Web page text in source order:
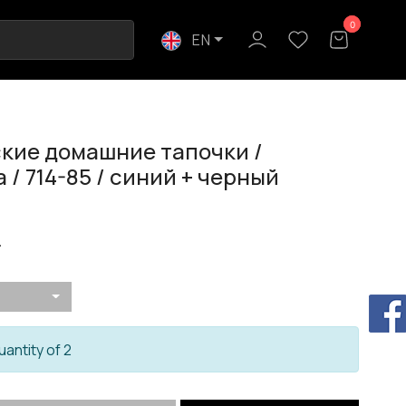
EN
0
0
домашние тапочки /
/ 714-85 / синий + черный
of 2